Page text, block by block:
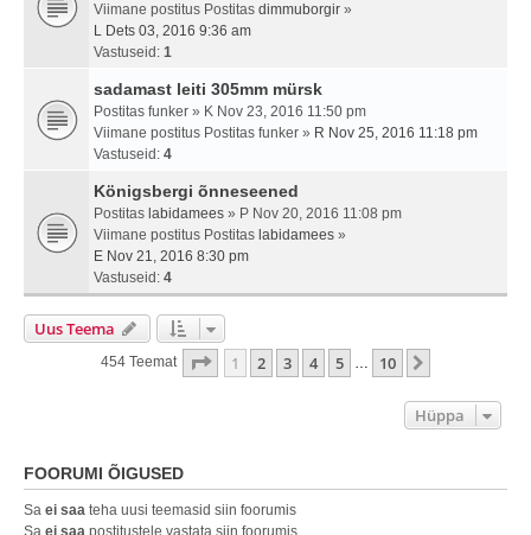
Viimane postitus Postitas dimmuborgir »
L Dets 03, 2016 9:36 am
Vastuseid: 1
sadamast leiti 305mm mürsk
Postitas funker » K Nov 23, 2016 11:50 pm
Viimane postitus Postitas funker » R Nov 25, 2016 11:18 pm
Vastuseid: 4
Königsbergi õnneseened
Postitas labidamees » P Nov 20, 2016 11:08 pm
Viimane postitus Postitas labidamees »
E Nov 21, 2016 8:30 pm
Vastuseid: 4
Uus Teema
454 Teemat . Leht10 -st
1 2 3 4 5 … 10
Hüppa
FOORUMI ÕIGUSED
Sa ei saa teha uusi teemasid siin foorumis
Sa ei saa postitustele vastata siin foorumis